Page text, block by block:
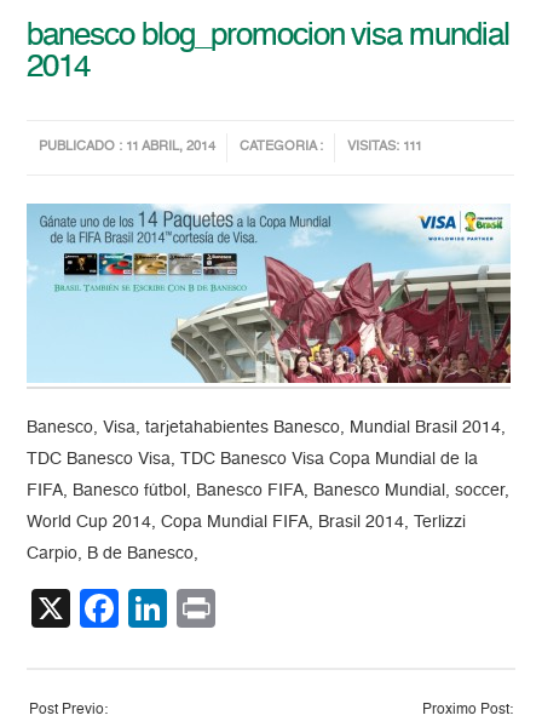
banesco blog_promocion visa mundial
2014
PUBLICADO : 11 ABRIL, 2014 CATEGORIA : VISITAS: 111
Banesco, Visa, tarjetahabientes Banesco, Mundial Brasil 2014,
TDC Banesco Visa, TDC Banesco Visa Copa Mundial de la
FIFA, Banesco fútbol, Banesco FIFA, Banesco Mundial, soccer,
World Cup 2014, Copa Mundial FIFA, Brasil 2014, Terlizzi
Carpio, B de Banesco,
X Facebook
LinkedIn
Post Previo: Proximo Post: